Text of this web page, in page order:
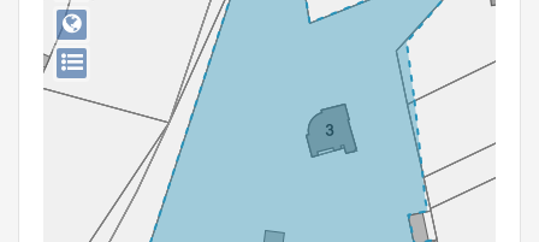
Downloads
Hergebruik